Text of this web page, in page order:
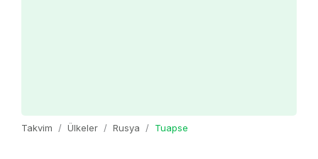
Takvim Ülkeler Rusya Tuapse